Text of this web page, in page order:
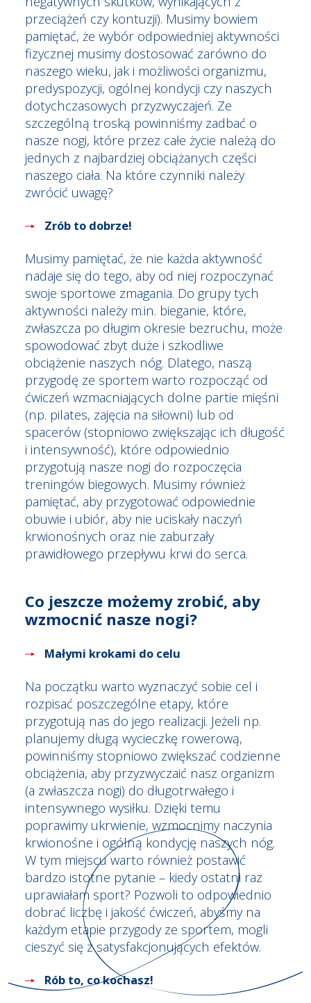
przeciążeń czy kontuzji). Musimy bowiem
pamiętać, że wybór odpowiedniej aktywności
fizycznej musimy dostosować zarówno do
naszego wieku, jak i możliwości organizmu,
predyspozycji, ogólnej kondycji czy naszych
dotychczasowych przyzwyczajeń. Ze
szczególną troską powinniśmy zadbać o
nasze nogi, które przez całe życie należą do
jednych z najbardziej obciążanych części
naszego ciała. Na które czynniki należy
zwrócić uwagę?
Zrób to dobrze!
Musimy pamiętać, że nie każda aktywność
nadaje się do tego, aby od niej rozpoczynać
swoje sportowe zmagania. Do grupy tych
aktywności należy m.in. bieganie, które,
zwłaszcza po długim okresie bezruchu, może
spowodować zbyt duże i szkodliwe
obciążenie naszych nóg. Dlatego, naszą
przygodę ze sportem warto rozpocząć od
ćwiczeń wzmacniających dolne partie mięśni
(np. pilates, zajęcia na siłowni) lub od
spacerów (stopniowo zwiększając ich długość
i intensywność), które odpowiednio
przygotują nasze nogi do rozpoczęcia
treningów biegowych. Musimy również
pamiętać, aby przygotować odpowiednie
obuwie i ubiór, aby nie uciskały naczyń
krwionośnych oraz nie zaburzały
prawidłowego przepływu krwi do serca.
Co jeszcze możemy zrobić, aby
wzmocnić nasze nogi?
Małymi krokami do celu
Na początku warto wyznaczyć sobie cel i
rozpisać poszczególne etapy, które
przygotują nas do jego realizacji. Jeżeli np.
planujemy długą wycieczkę rowerową,
powinniśmy stopniowo zwiększać codzienne
obciążenia, aby przyzwyczaić nasz organizm
(a zwłaszcza nogi) do długotrwałego i
intensywnego wysiłku. Dzięki temu
poprawimy ukrwienie, wzmocnimy naczynia
krwionośne i ogólną kondycję naszych nóg.
W tym miejscu warto również postawić
bardzo istotne pytanie – kiedy ostatni raz
uprawiałam sport? Pozwoli to odpowiednio
dobrać liczbę i jakość ćwiczeń, abyśmy na
każdym etapie przygody ze sportem, mogli
cieszyć się z satysfakcjonujących efektów.
Rób to, co kochasz!